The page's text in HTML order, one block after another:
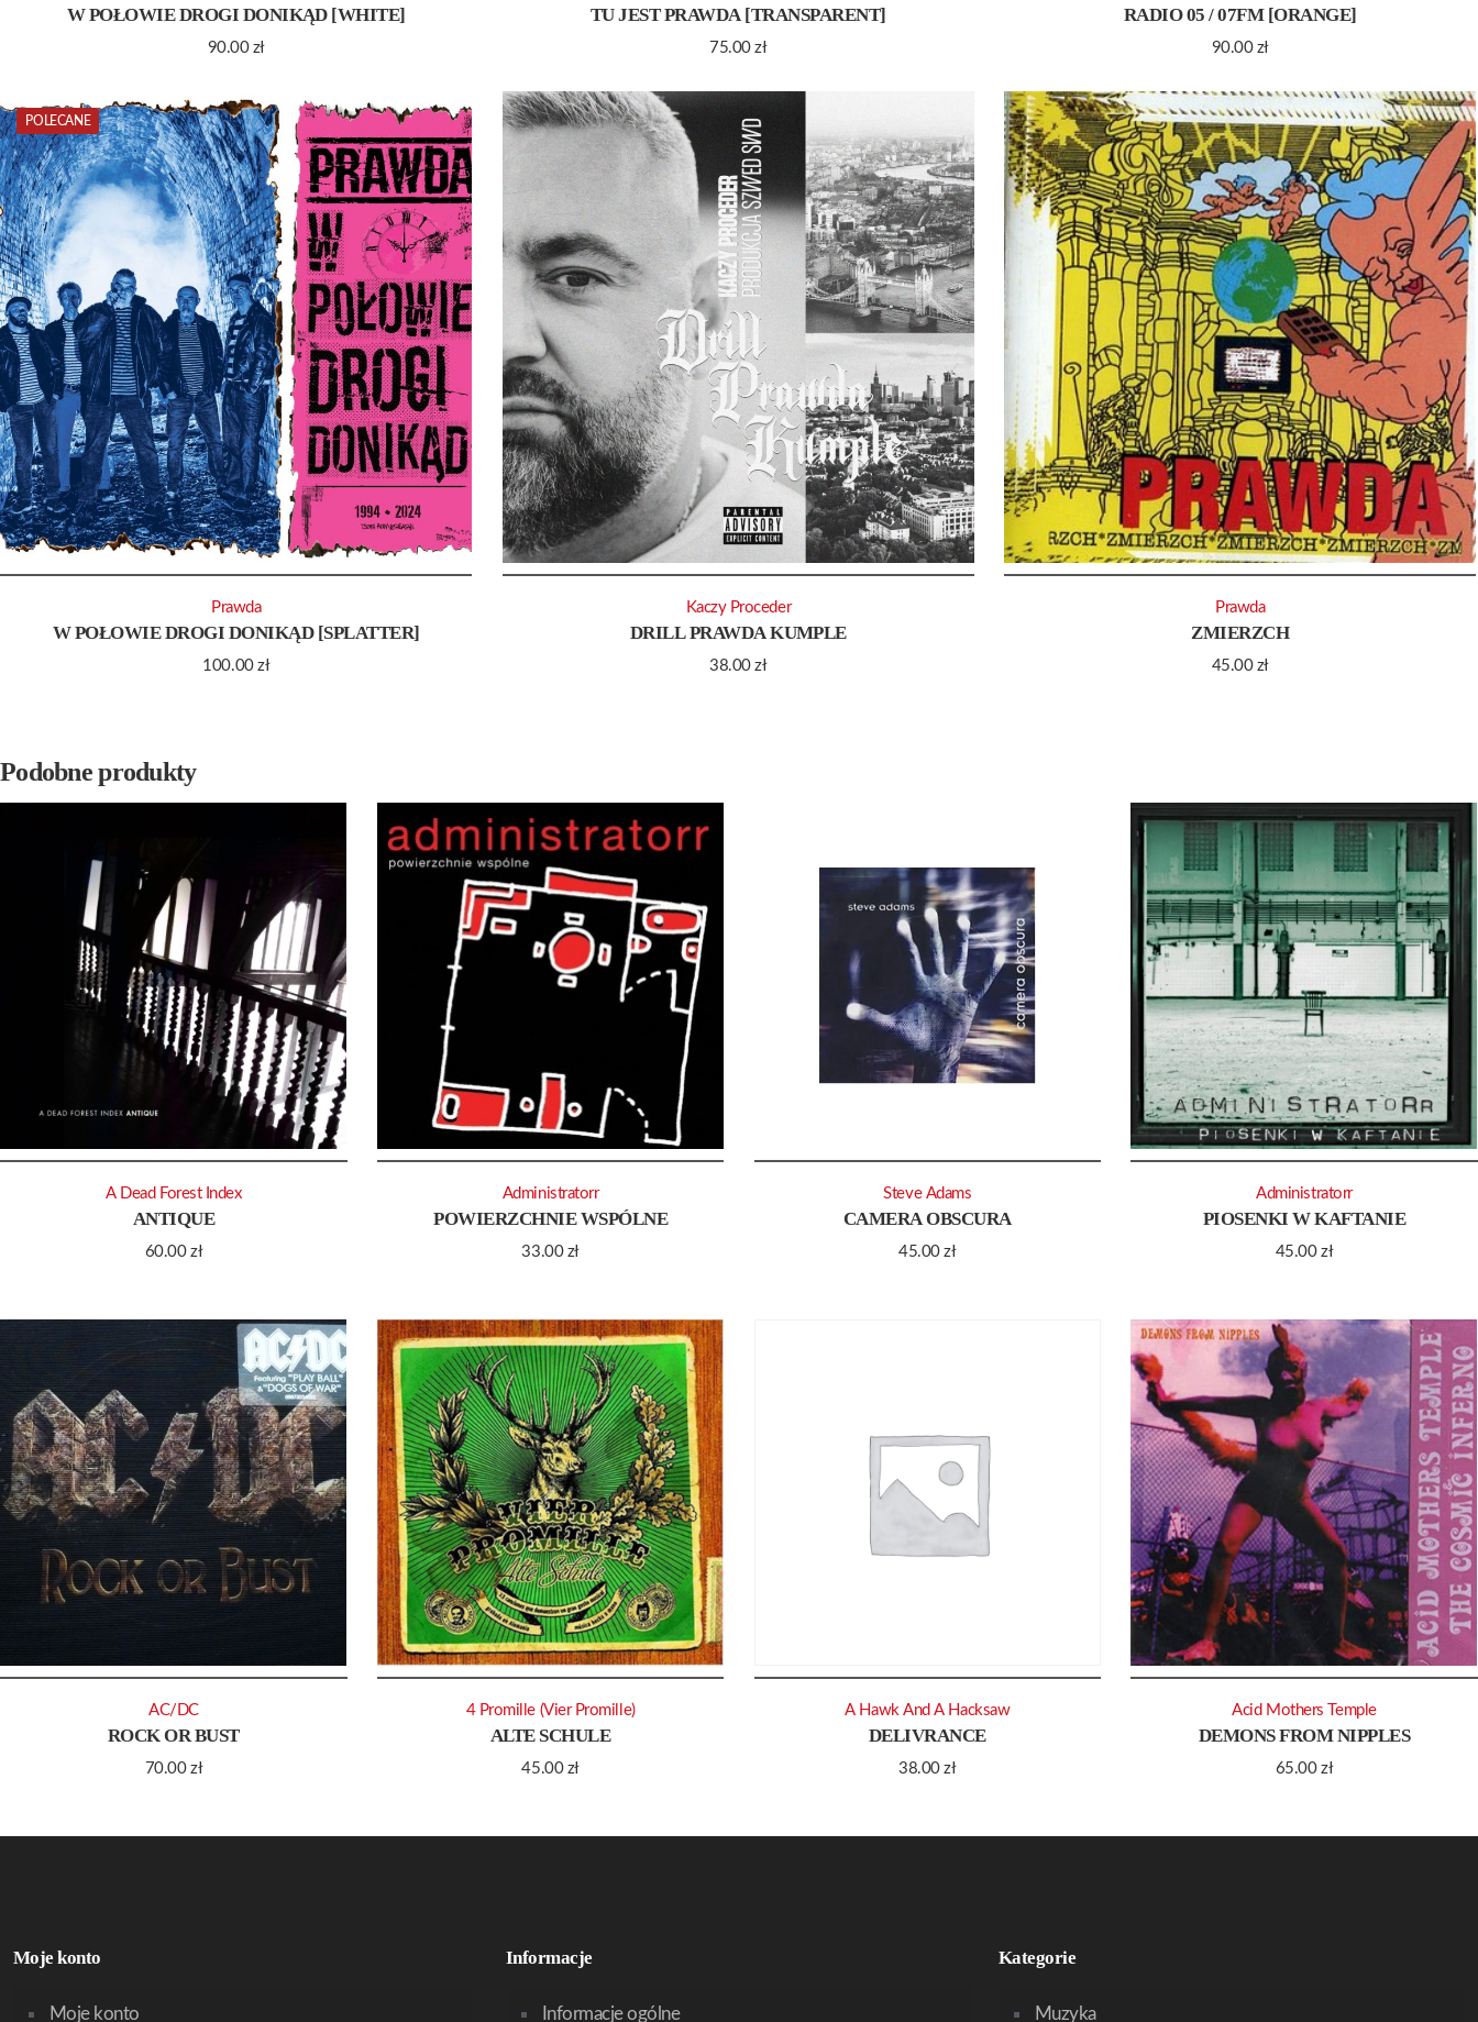
W POŁOWIE DROGI DONIKĄD [WHITE]
90.00 zł
TU JEST PRAWDA [TRANSPARENT]
75.00zł
RADIO 05 / 07FM [ORANGE]
90.00 zł
POLECANE
W POŁOWIE DROGI DONIKĄD [SPLATTER]
100.00zł
Prawda
DRILL PRAWDA KUMPLE
38.00zł
Kaczy Proceder
ZMIERZCH
45.00 zł
Prawda
Podobne produkty
ANTIQUE
60.00zł
A Dead Forest Index
POWIERZCHNIE WSPÓLNE
33.00 zł
Administratorr
CAMERA OBSCURA
45.00zł
Steve Adams
PIOSENKI W KAFTANIE
45.00zł
Administratorr
ROCK OR BUST
70.00zł
AC/DC
ALTE SCHULE
45.00 zł
4 Promille (Vier Promille)
DELIVRANCE
38.00zł
A Hawk And A Hacksaw
DEMONS FROM NIPPLES
65.00zł
Acid Mothers Temple
Moje konto
Moje konto
Informacje
Informacje ogólne
Kategorie
Muzyka